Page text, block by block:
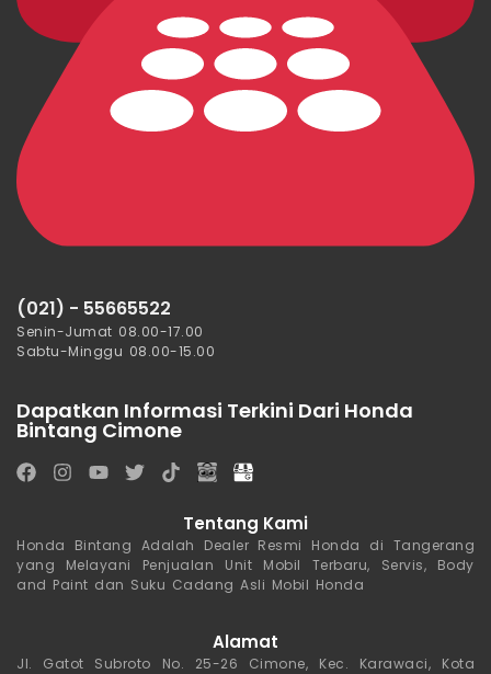
(021) - 55665522
Senin-Jumat 08.00-17.00
Sabtu-Minggu 08.00-15.00
Dapatkan Informasi Terkini Dari Honda
Bintang Cimone
Tentang Kami
Honda Bintang Adalah Dealer Resmi Honda di Tangerang
yang Melayani Penjualan Unit Mobil Terbaru, Servis, Body
and Paint dan Suku Cadang Asli Mobil Honda
Alamat
Jl. Gatot Subroto No. 25-26 Cimone, Kec. Karawaci, Kota